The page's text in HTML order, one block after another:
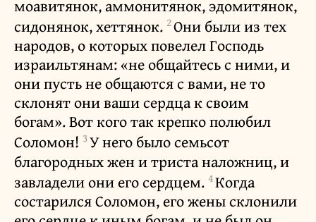
моавитянок, аммонитянок, эдомитянок,
сидонянок, хеттянок. 2Они были из тех
народов, о которых повелел Господь
израильтянам: «не общайтесь с ними, и
они пусть не общаются с вами, не то
склонят они ваши сердца к своим
богам». Вот кого так крепко полюбил
Соломон! 3У него было семьсот
благородных жен и триста наложниц, и
завладели они его сердцем. 4Когда
состарился Соломон, его жены склонили